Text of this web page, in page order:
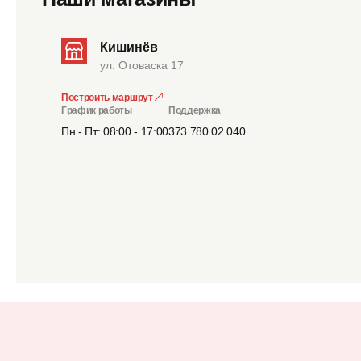
Кишинёв
ул. Отоваска 17
Построить маршрут
График работы
Пн - Пт: 08:00 - 17:00
Поддержка
373 780 02 040